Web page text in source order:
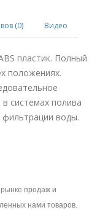
(0) Видео
пластик. Полный
положениях.
системах полива
воды.
рынке продаж и
нами товаров.